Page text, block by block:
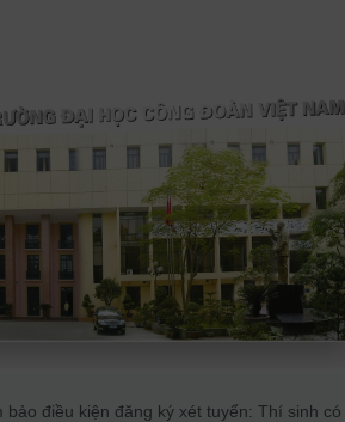
điều kiện đăng ký xét tuyển: Thí sinh có